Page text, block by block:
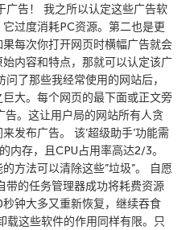
广告！ 我之所以认定这些广告软
过度消耗PC资源。第二也是更
每次你打开网页时横幅广告就会
内容和特点，那就可以认定该广
了那些我经常使用的网站后，
大。每个网页的最下面或正文旁
。这让用户局的网站所有人贪
发布广告。 该’超级助手’功能需
内存，且CPU占用率高达2/3。
方法可以清除这些”垃圾”。 自愿
带的任务管理器成功将耗费资源
钟大多又重新恢复，继续吞食
载这些软件的作用同样有限。只